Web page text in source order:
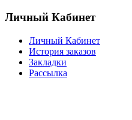
Личный Кабинет
Личный Кабинет
История заказов
Закладки
Рассылка